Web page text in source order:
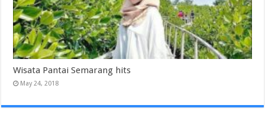
Wisata Pantai Semarang hits
May 24, 2018